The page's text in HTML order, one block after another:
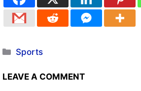
Sports
LEAVE A COMMENT